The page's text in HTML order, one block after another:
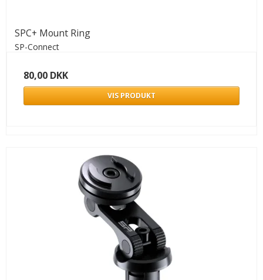
SPC+ Mount Ring
SP-Connect
80,00 DKK
VIS PRODUKT